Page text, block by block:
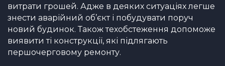
витрати грошей. Адже в деяких ситуаціях легше
знести аварійний об’єкт і побудувати поруч
новий будинок. Також техобстеження допоможе
виявити ті конструкції, які підлягають
першочерговому ремонту.